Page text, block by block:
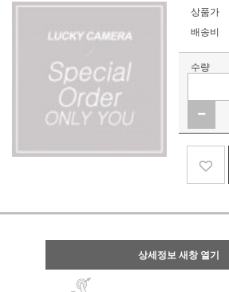
상품가
배송비
수량
상세정보 새창 열기